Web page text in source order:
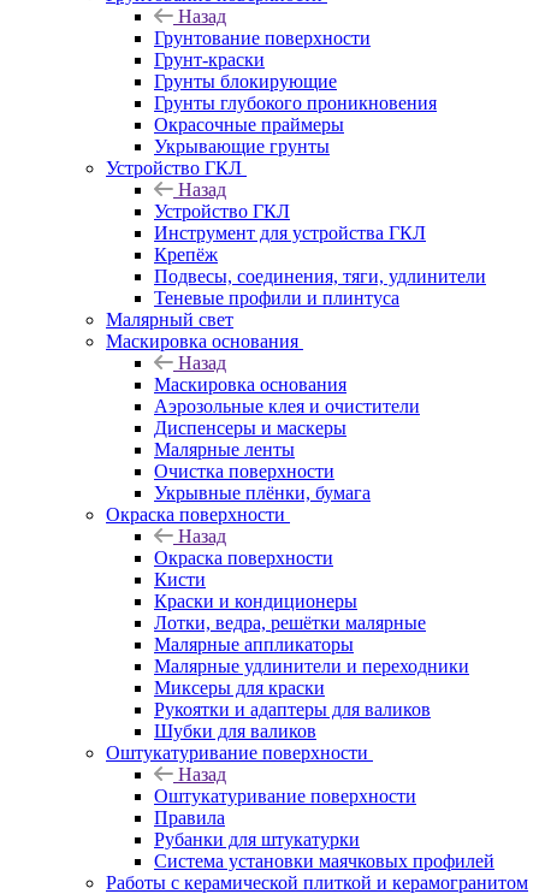
Назад
Грунтование поверхности
Грунт-краски
Грунты блокирующие
Грунты глубокого проникновения
Окрасочные праймеры
Укрывающие грунты
Устройство ГКЛ
Назад
Устройство ГКЛ
Инструмент для устройства ГКЛ
Крепёж
Подвесы, соединения, тяги, удлинители
Теневые профили и плинтуса
Малярный свет
Маскировка основания
Назад
Маскировка основания
Аэрозольные клея и очистители
Диспенсеры и маскеры
Малярные ленты
Очистка поверхности
Укрывные плёнки, бумага
Окраска поверхности
Назад
Окраска поверхности
Кисти
Краски и кондиционеры
Лотки, ведра, решётки малярные
Малярные аппликаторы
Малярные удлинители и переходники
Миксеры для краски
Рукоятки и адаптеры для валиков
Шубки для валиков
Оштукатуривание поверхности
Назад
Оштукатуривание поверхности
Правила
Рубанки для штукатурки
Система установки маячковых профилей
Работы с керамической плиткой и керамогранитом